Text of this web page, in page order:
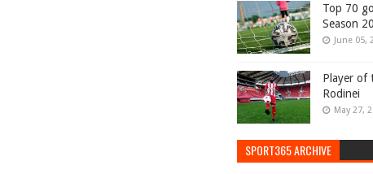
Top 70
Season
June 05,
Player of
Rodinei
May 27,
SPORT365 ARCHIVE